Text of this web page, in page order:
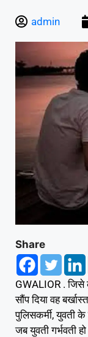
admin
Share
GWALIOR . जिसे
सौंप दिया वह
पुलिसकर्मी, युवती
जब युवती गर्भवती